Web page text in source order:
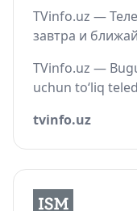
TVinfo.uz —
завтра и
TVinfo.uz —
uchun to‘liq
tvinfo.uz